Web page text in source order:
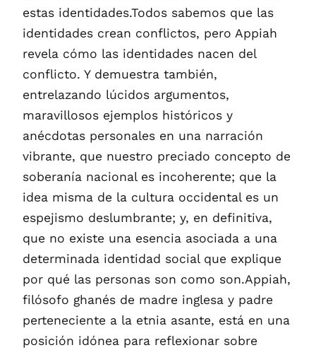
estas identidades.Todos sabemos que las
identidades crean conflictos, pero Appiah
revela cómo las identidades nacen del
conflicto. Y demuestra también,
entrelazando lúcidos argumentos,
maravillosos ejemplos históricos y
anécdotas personales en una narración
vibrante, que nuestro preciado concepto de
soberanía nacional es incoherente; que la
idea misma de la cultura occidental es un
espejismo deslumbrante; y, en definitiva,
que no existe una esencia asociada a una
determinada identidad social que explique
por qué las personas son como son.Appiah,
filósofo ghanés de madre inglesa y padre
perteneciente a la etnia asante, está en una
posición idónea para reflexionar sobre